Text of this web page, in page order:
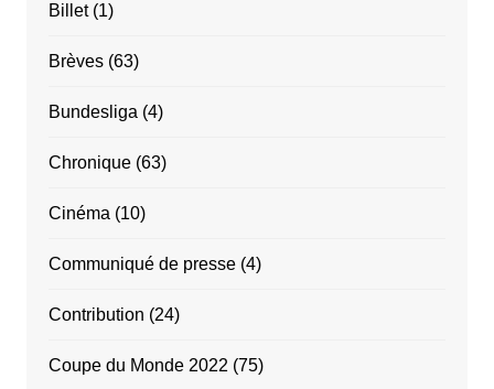
Billet(1)
Brèves(63)
Bundesliga(4)
Chronique(63)
Cinéma(10)
Communiqué de presse(4)
Contribution (24)
Coupe du Monde 2022(75)